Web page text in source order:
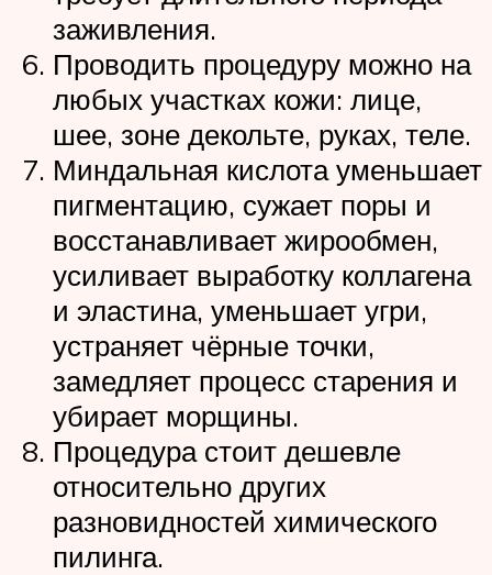
заживления.
Проводить процедуру можно на
любых участках кожи: лице,
шее, зоне декольте, руках, теле.
Миндальная кислота уменьшает
пигментацию, сужает поры и
восстанавливает жирообмен,
усиливает выработку коллагена
и эластина, уменьшает угри,
устраняет чёрные точки,
замедляет процесс старения и
убирает морщины.
Процедура стоит дешевле
относительно других
разновидностей химического
пилинга.